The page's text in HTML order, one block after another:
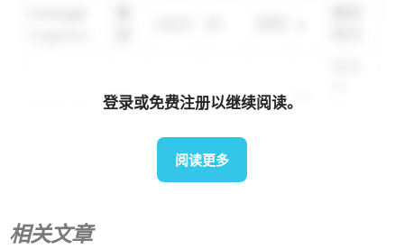
越
2010 77 x
登录或免费注册以继续阅读。
阅读更多
相关文章